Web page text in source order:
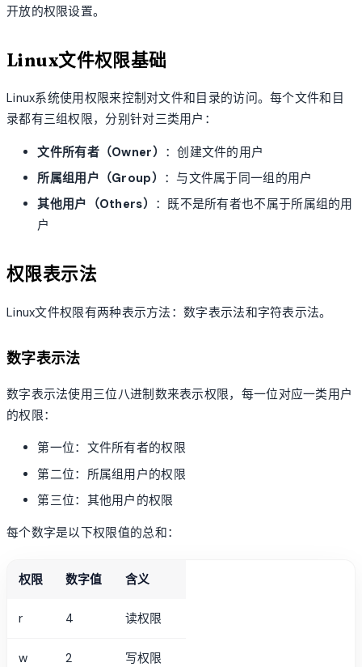
开放的权限设置。
Linux文件权限基础
Linux系统使用权限来控制对文件和目录的访问。每个文件和目
录都有三组权限，分别针对三类用户：
文件所有者（Owner） ：创建文件的用户
所属组用户（Group） ：与文件属于同一组的用户
其他用户（Others） ：既不是所有者也不属于所属组的用
户
权限表示法
Linux文件权限有两种表示方法：数字表示法和字符表示法。
数字表示法
数字表示法使用三位八进制数来表示权限，每一位对应一类用户
的权限：
第一位：文件所有者的权限
第二位：所属组用户的权限
第三位：其他用户的权限
每个数字是以下权限值的总和：
权限 数字值 含义
r 4 读权限
w 2 写权限